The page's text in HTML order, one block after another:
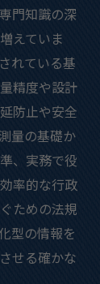
門知識の深
えていま
れている基
精度や設計
防止や安全
量の基礎か
、実務で役
率的な行政
ための法規
型の情報を
せる確かな